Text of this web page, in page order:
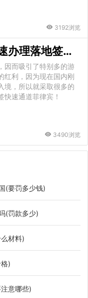
3192浏览
落地签快速通道菲律宾(快速办理落地签教程)
因而吸引了特别多的游
红利，因为现在国内刚
境，所以就采取很多的
速通道菲律宾！
3490浏览
(要罚多少钱)
(罚款多少)
材料)
)
意哪些)